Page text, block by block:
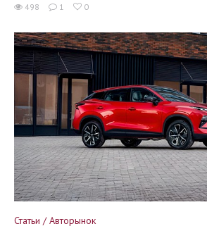
498 1 0
Статьи / Авторынок